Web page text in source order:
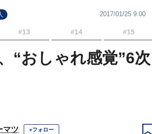
2017/01/25 9:00
#13 #14 #15
“おしゃれ感覚”6次
マツ +フォロー